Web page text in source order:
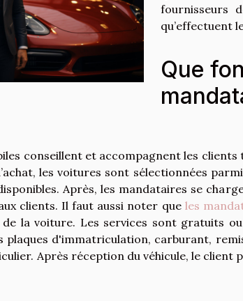
fournisseurs
qu’effectuent
Que
conseillent et accompagnent les clients
les voitures sont sélectionnées
Après, les mandataires se
clients. Il faut aussi noter que les
de la voiture. Les services sont gratuits
d'immatriculation, carburant,
Après réception du véhicule, le client